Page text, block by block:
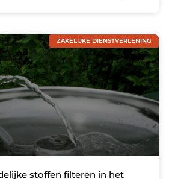
ZAKELIJKE DIENSTVERLENING
stoffen filteren in het